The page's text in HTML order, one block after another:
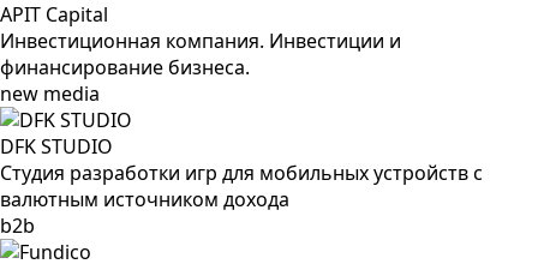
APIT Capital
Инвестиционная компания. Инвестиции и
финансирование бизнеса.
new media
DFK STUDIO
Студия разработки игр для мобильных устройств c
валютным источником дохода
b2b